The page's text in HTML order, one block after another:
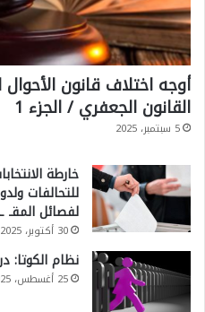
أوجه اختلاف قانون
القانون الجعفري / الجزء 1
5 سبتمبر، 2025
للتحالفات
لفصائل المقـ
30 أكتوبر، 2025
نظام الكوتا:
25 أغسطس، 2025